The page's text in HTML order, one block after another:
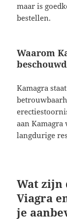
maar is
bestellen.
Waarom
beschouwd
Kamagra
aan Kamagra
langdurige
Wat zijn
Viagra
je